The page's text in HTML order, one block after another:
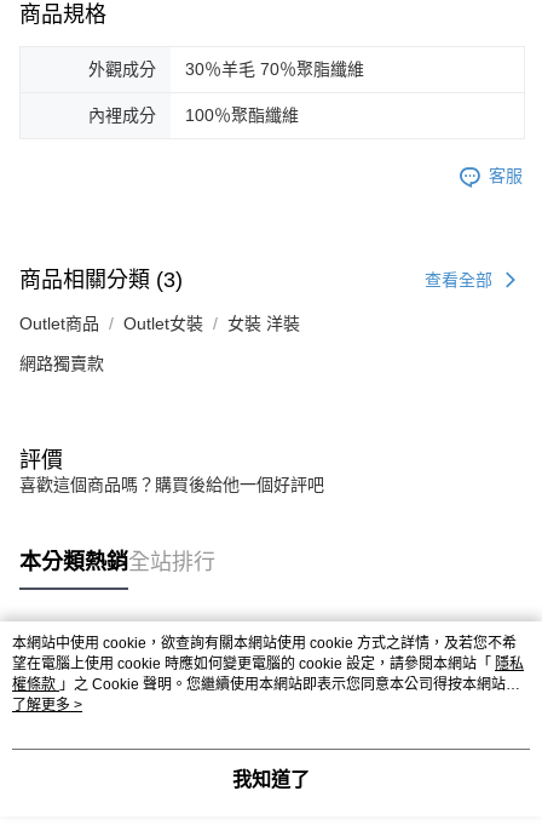
商品規格
外觀成分 30％羊毛 70％聚脂纖維
內裡成分 100％聚酯纖維
客服
商品相關分類 (3) 查看全部
Outlet商品 Outlet女裝 女裝 洋裝
網路獨賣款
評價
喜歡這個商品嗎？購買後給他一個好評吧
本分類熱銷全站排行
熱門標籤
本網站中使用 cookie，欲查詢有關本網站使用 cookie 方式之詳情，及若您不希
望在電腦上使用 cookie 時應如何變更電腦的 cookie 設定，請參閱本網站「 隱私
權條款 」之 Cookie 聲明。您繼續使用本網站即表示您同意本公司得按本網站使
用條款之 Cookie 聲明使用 cookie。
了解更多 >
我知道了